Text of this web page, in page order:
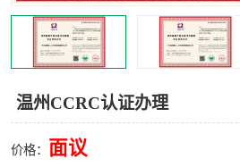
温州CCRC认证办理
价格： 面议
ISO9001认证
ISO认证
CCC认证
TS16949认证